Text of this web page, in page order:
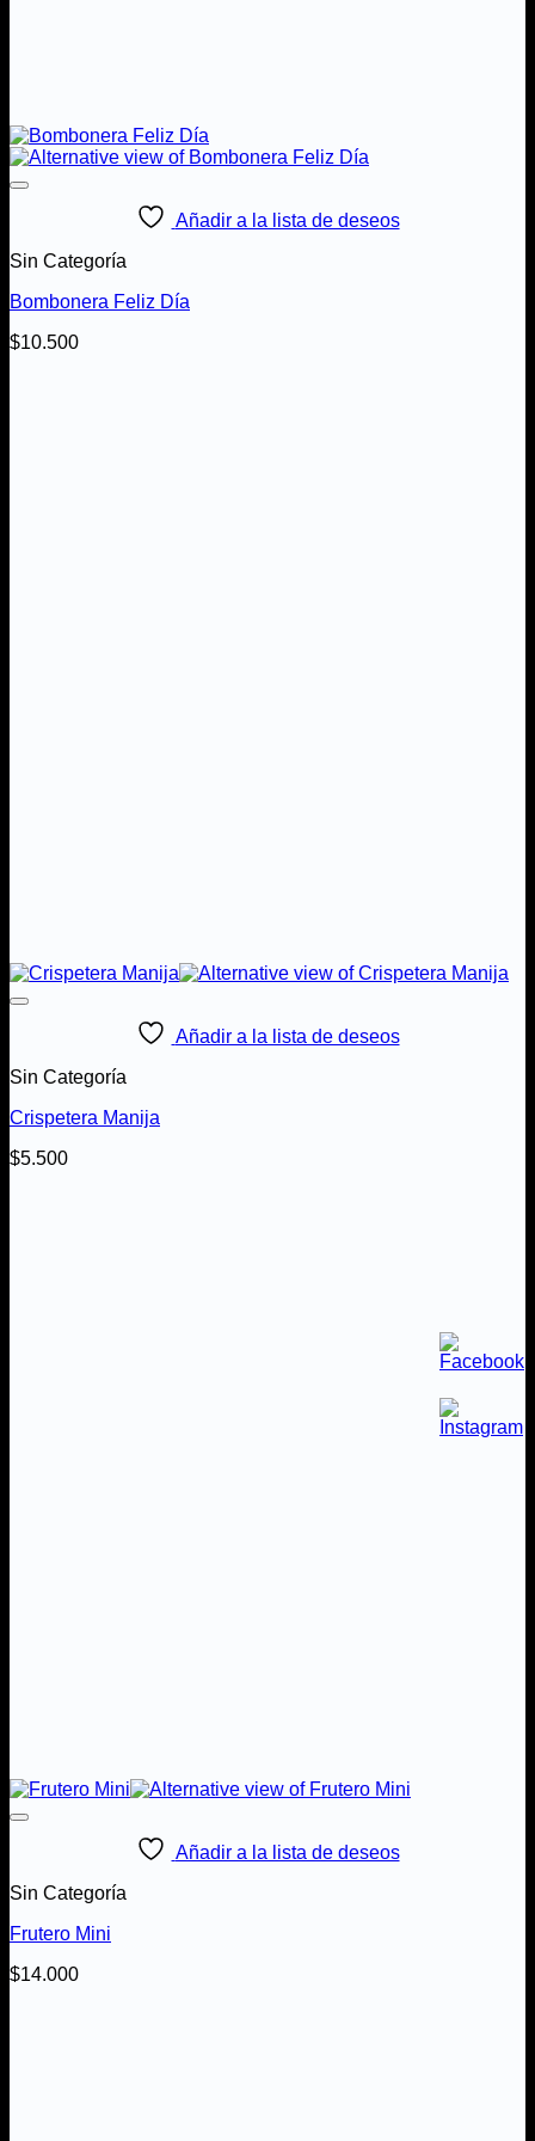
Añadir a la lista de deseos
Sin Categoría
Bombonera Feliz Día
$10.500
Añadir a la lista de deseos
Sin Categoría
Crispetera Manija
$5.500
Añadir a la lista de deseos
Sin Categoría
Frutero Mini
$14.000